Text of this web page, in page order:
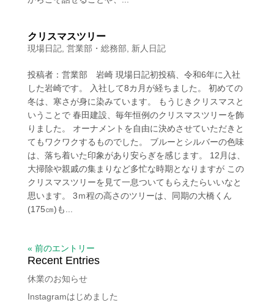
クリスマスツリー
現場日記, 営業部・総務部 新人日記
投稿者：営業部 岩崎 現場日記初投稿、令和6年に入社
した岩崎です。 入社して8カ月が経ちました。 初めての
冬は、寒さが身に染みています。 もうじきクリスマスと
いうことで 春田建設、毎年恒例のクリスマスツリーを飾
りました。 オーナメントを自由に決めさせていただきと
てもワクワクするものでした。 ブルーとシルバーの色味
は、落ち着いた印象があり安らぎを感じます。 12月は、
大掃除や親戚の集まりなど多忙な時期となりますが この
クリスマスツリーを見て一息ついてもらえたらいいなと
思います。 3ｍ程の高さのツリーは、同期の大橋くん
(175㎝)も...
« 前のエントリー
Recent Entries
休業のお知らせ
Instagramはじめました